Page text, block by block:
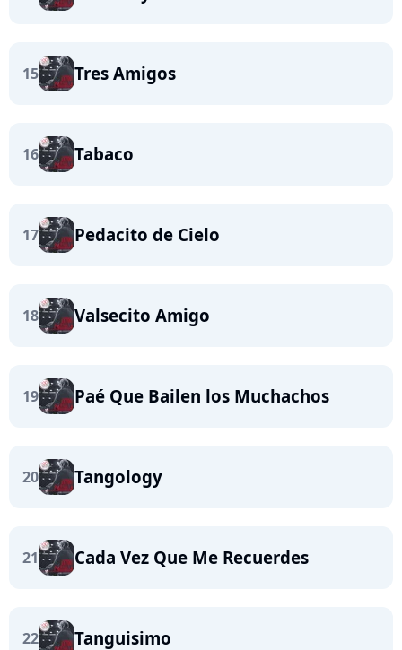
15 Tres Amigos
16 Tabaco
17 Pedacito de Cielo
18 Valsecito Amigo
19 Paé Que Bailen los Muchachos
20 Tangology
21 Cada Vez Que Me Recuerdes
22 Tanguisimo